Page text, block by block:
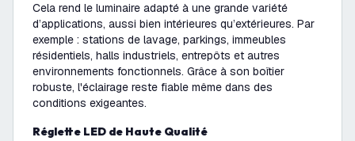
Cela rend le luminaire adapté à une grande variété
d’applications, aussi bien intérieures qu’extérieures. Par
exemple : stations de lavage, parkings, immeubles
résidentiels, halls industriels, entrepôts et autres
environnements fonctionnels. Grâce à son boîtier
robuste, l'éclairage reste fiable même dans des
conditions exigeantes.
Réglette LED de Haute Qualité